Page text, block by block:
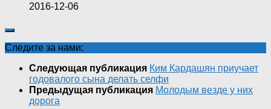
2016-12-06
Следите за нами:
Следующая публикация Ким Кардашян приучает
годовалого сына делать селфи
Предыдущая публикация Молодым везде у них
дорога